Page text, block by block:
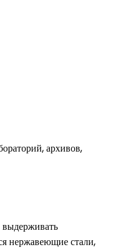
архивов,
нержавеющие стали,